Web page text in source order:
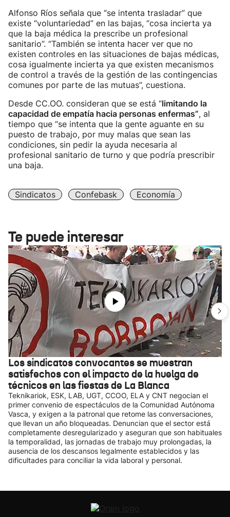
Alfonso Ríos señala que “se intenta trasladar” que
existe “voluntariedad” en las bajas, “cosa incierta ya
que la baja médica la prescribe un profesional
sanitario”. “También se intenta hacer ver que no
existen controles en las situaciones de bajas médicas,
cosa igualmente incierta ya que existen mecanismos
de control a través de la gestión de las contingencias
comunes por parte de las mutuas”, cuestiona.
Desde CC.OO. consideran que se está “limitando la
capacidad de empatía hacia personas enfermas”, al
tiempo que “se intenta que la gente aguante en su
puesto de trabajo, por muy malas que sean las
condiciones, sin pedir la ayuda necesaria al
profesional sanitario de turno y que podría prescribir
una baja.
Sindicatos Confebask Economía
Te puede interesar
Los sindicatos convocantes se muestran
satisfechos con el impacto de la huelga de
técnicos en las fiestas de La Blanca
Teknikariok, ESK, LAB, UGT, CCOO, ELA y CNT negocian el
primer convenio de espectáculos de la Comunidad Autónoma
Vasca, y exigen a la patronal que retome las conversaciones,
que llevan un año bloqueadas. Denuncian que el sector está
completamente desregularizado y aseguran que son habituales
la temporalidad, las jornadas de trabajo muy prolongadas, la
ausencia de los descansos legalmente establecidos y las
dificultades para conciliar la vida laboral y personal.